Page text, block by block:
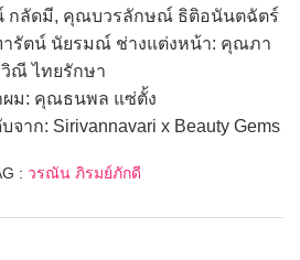
กลัดมี, คุณบวรลักษณ์ ธิติอนันตฉัตร์
รัตน์ นัยรมณ์ ช่างแต่งหน้า: คุณภา
วิณี ไทยรักษา
ผม: คุณธนพล แซ่ตั้ง
าก: Sirivannavari x Beauty Gems
: วรณัน ภิรมย์ภักดี